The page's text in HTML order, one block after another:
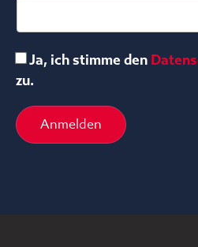
Ja, ich stimme den
zu.
Anmelden